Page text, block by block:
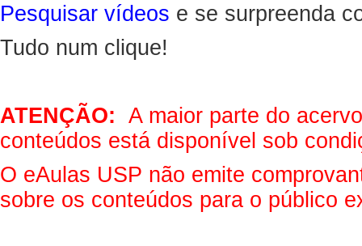
Pesquisar vídeos e se surpreenda
Tudo num clique!
ATENÇÃO: A maior parte do
conteúdos está disponível sob
O eAulas USP não emite
sobre os conteúdos para o público